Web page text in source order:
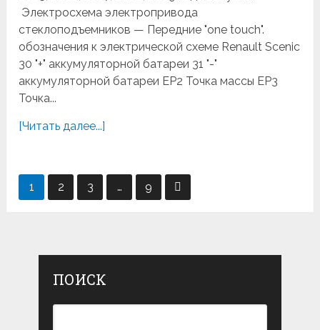
Электросхема электропривода
стеклоподъемников — Передние "one touch".
обозначения к электрической схеме Renault Scenic
30 "+" аккумуляторной батареи 31 "-"
аккумуляторной батареи EP2 Точка массы EP3
Точка...
[Читать далее...]
Навигация
1 2 3 … 9
ПОИСК